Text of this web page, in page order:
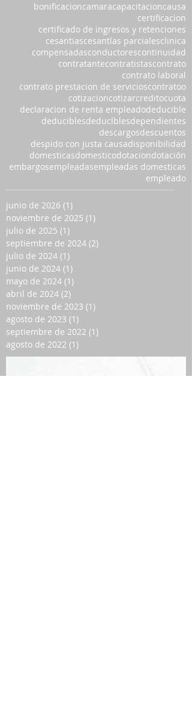
bonificacioncamaracapacitacioncausa
certificacion
certificado de ingresos y retenciones
cesantiascesantías parcialesclinica
compensadasconductorescontinuidad
contratantecontratistascontrato
contrato laboral
contrato prestacion de servicioscontratoo
cotizacioncotizarcreditocuota
declaracion de renta empleadodeducible
deduciblesdeduclblesdependientes
descargosdescuentos
despido con justa causadisponibilidad
domesticasdomesticodotaciondotación
embargosempleadasempleadas domesticas
empleado
junio de 2026 (1)
noviembre de 2025 (1)
julio de 2025 (1)
septiembre de 2024 (2)
julio de 2024 (1)
junio de 2024 (1)
mayo de 2024 (1)
abril de 2024 (2)
noviembre de 2023 (1)
agosto de 2023 (1)
septiembre de 2022 (1)
agosto de 2022 (1)